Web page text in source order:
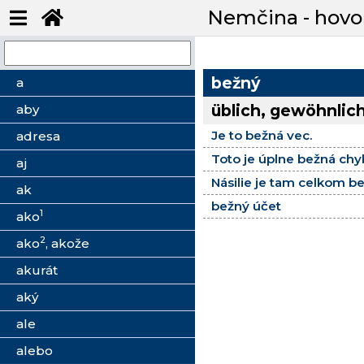
Nemčina -
a
aby
adresa
aj
ak
ako1
ako2, akože
akurát
aký
ale
alebo
bežný
üblich,
Je to bežná vec.
Toto je úplne bežná
Násilie je tam celkom
bežný účet